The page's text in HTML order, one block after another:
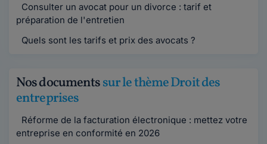
Consulter un avocat pour un divorce : tarif et
préparation de l'entretien
Quels sont les tarifs et prix des avocats ?
Nos documentssur le thème Droit des
entreprises
Réforme de la facturation électronique : mettez votre
entreprise en conformité en 2026